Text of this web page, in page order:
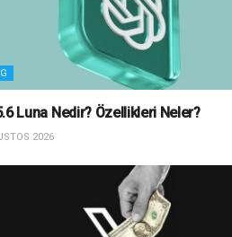
Luna Nedir? Özellikleri Neler?
2026